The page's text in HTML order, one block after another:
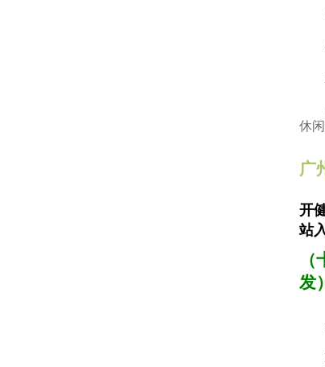
7.
8.
五
产
休
广
开
站
发）
公
联